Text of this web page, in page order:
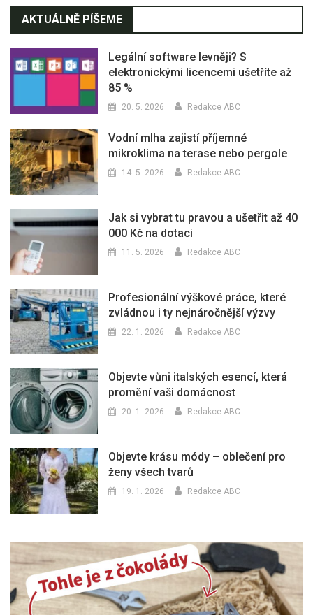
AKTUÁLNĚ PÍŠEME
Legální software levněji? S
elektronickými licencemi ušetříte až
85 %
20. 5. 2026 Redakce ABC
Vodní mlha zajistí příjemné
mikroklima na terase nebo pergole
14. 5. 2026 Redakce ABC
Jak si vybrat tu pravou a ušetřit až 40
000 Kč na dotaci
11. 5. 2026 Redakce ABC
Profesionální výškové práce, které
zvládnou i ty nejnáročnější výzvy
22. 1. 2026 Redakce ABC
Objevte vůni italských esencí, která
promění vaši domácnost
20. 1. 2026 Redakce ABC
Objevte krásu módy – oblečení pro
ženy všech tvarů
19. 1. 2026 Redakce ABC